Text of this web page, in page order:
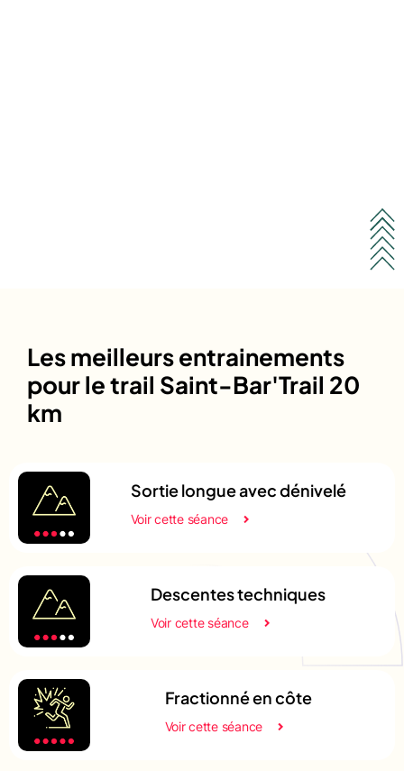
Les meilleurs entrainements
pour le trail Saint-Bar'Trail 20
km
Sortie longue avec dénivelé
Voir cette séance
Descentes techniques
Voir cette séance
Fractionné en côte
Voir cette séance